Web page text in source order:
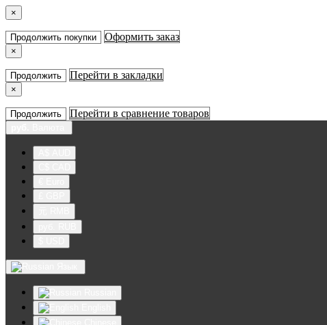
×
Продолжить покупки Оформить заказ
×
Продолжить Перейти в закладки
×
Продолжить Перейти в сравнение товаров